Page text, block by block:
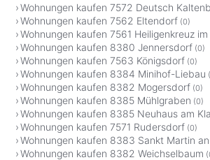
Wohnungen kaufen 7572 Deutsch
Wohnungen kaufen 7562 Eltendorf (0)
Wohnungen kaufen 7561 Heiligenkreuz
Wohnungen kaufen 8380 Jennersdorf (0)
Wohnungen kaufen 7563 Königsdorf (0)
Wohnungen kaufen 8384 Minihof-Liebau
Wohnungen kaufen 8382 Mogersdorf (0)
Wohnungen kaufen 8385 Mühlgraben (0)
Wohnungen kaufen 8385 Neuhaus am
Wohnungen kaufen 7571 Rudersdorf (0)
Wohnungen kaufen 8383 Sankt Martin
Wohnungen kaufen 8382 Weichselbaum